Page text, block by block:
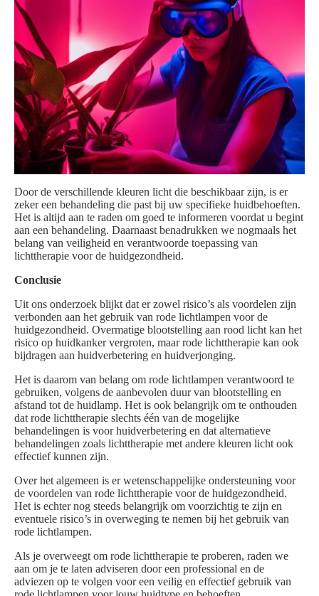
Door de verschillende kleuren licht die beschikbaar zijn, is er
zeker een behandeling die past bij uw specifieke huidbehoeften.
Het is altijd aan te raden om goed te informeren voordat u begint
aan een behandeling. Daarnaast benadrukken we nogmaals het
belang van veiligheid en verantwoorde toepassing van
lichttherapie voor de huidgezondheid.
Conclusie
Uit ons onderzoek blijkt dat er zowel risico’s als voordelen zijn
verbonden aan het gebruik van rode lichtlampen voor de
huidgezondheid. Overmatige blootstelling aan rood licht kan het
risico op huidkanker vergroten, maar rode lichttherapie kan ook
bijdragen aan huidverbetering en huidverjonging.
Het is daarom van belang om rode lichtlampen verantwoord te
gebruiken, volgens de aanbevolen duur van blootstelling en
afstand tot de huidlamp. Het is ook belangrijk om te onthouden
dat rode lichttherapie slechts één van de mogelijke
behandelingen is voor huidverbetering en dat alternatieve
behandelingen zoals lichttherapie met andere kleuren licht ook
effectief kunnen zijn.
Over het algemeen is er wetenschappelijke ondersteuning voor
de voordelen van rode lichttherapie voor de huidgezondheid.
Het is echter nog steeds belangrijk om voorzichtig te zijn en
eventuele risico’s in overweging te nemen bij het gebruik van
rode lichtlampen.
Als je overweegt om rode lichttherapie te proberen, raden we
aan om je te laten adviseren door een professional en de
adviezen op te volgen voor een veilig en effectief gebruik van